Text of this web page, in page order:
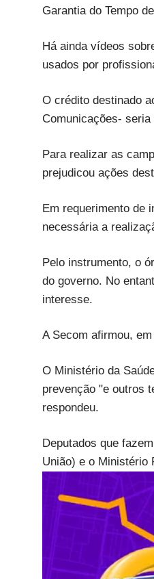
Garantia do Tempo
Há ainda vídeos
usados por
O crédito destinado
Comunicações-
Para realizar as
prejudicou ações
Em requerimento de
necessária a
Pelo instrumento, o
do governo. No
interesse.
A Secom afirmou,
O Ministério da
prevenção "e outros
respondeu.
Deputados que
União) e o Ministério